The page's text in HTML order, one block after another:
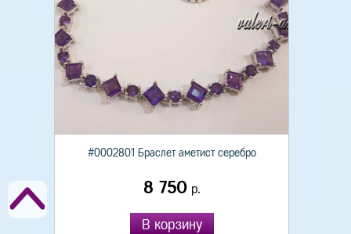
#0002801 Браслет аметист серебро
8 750р.
В корзину